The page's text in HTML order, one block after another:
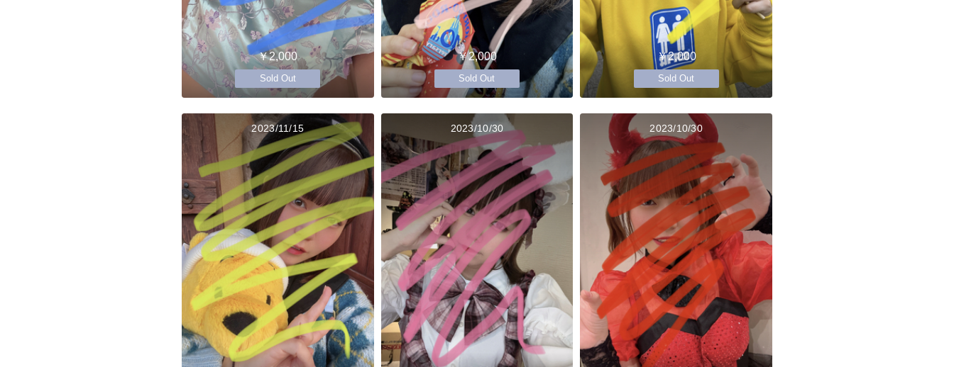
￥2,000
Sold Out
￥2,000
Sold Out
￥2,000
Sold Out
2023/11/15 2023/10/30 2023/10/30